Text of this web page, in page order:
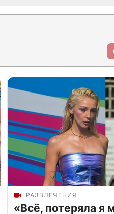
РАЗВЛЕЧЕНИЯ
«Всё, потеряла я